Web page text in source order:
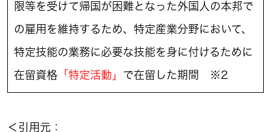
限等を受けて帰国が困難となった外国人の本邦で
の雇用を維持するため、特定産業分野において、
特定技能の業務に必要な技能を身に付けるために
在留資格 「特定活動」 で在留した期間 ※2
＜引用元：